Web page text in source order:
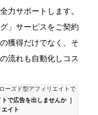
力サポートします。
」サービスをご契約
獲得だけでなく、そ
流れも自動化しコス
ーズド型アフィリエイトで一緒に
で広告を出しませんか ｜
イト